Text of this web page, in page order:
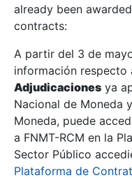
Show/Hide
Show/Hide
already been
contracts:
A partir del 3 de
información respecto
Adjudicaciones ya
Nacional de Moneda
Moneda, puede
a FNMT-RCM en la
Sector Público
Plataforma de